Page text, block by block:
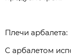
Плечи арбалета:
С арбалетом